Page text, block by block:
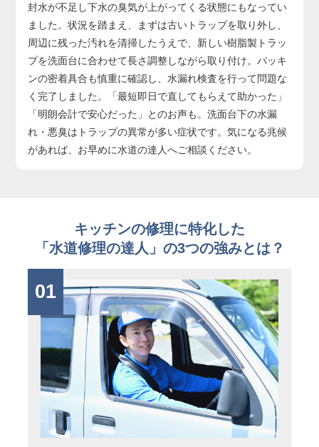
封水が不足し下水の臭気が上がってくる状態にもなってい
ました。状況を踏まえ、まずは古いトラップを取り外し、
周辺に残った汚れを清掃したうえで、新しい樹脂製トラッ
プを洗面台に合わせて長さ調整しながら取り付け。パッキ
ンの密着具合も慎重に確認し、水漏れ検査を行って問題な
く完了しました。「最短即日で直してもらえて助かった」
「明朗会計で安心だった」とのお声も。洗面台下の水漏
れ・悪臭はトラップの異常が多い症状です。気になる兆候
があれば、お早めに水道の達人へご相談ください。
キッチンの修理に特化した
「水道修理の達人」の3つの強みとは？
01